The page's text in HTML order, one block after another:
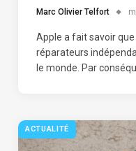
Marc Olivier Telfort
Apple a fait savoir
réparateurs
le monde. Par
ACTUALITÉ